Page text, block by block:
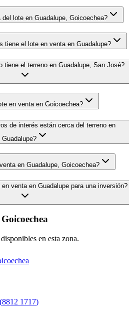
lote en Guadalupe, Goicoechea?
tiene el lote en venta en Guadalupe?
tiene el terreno en Guadalupe, San José?
en venta en Goicoechea?
de interés están cerca del terreno en
Guadalupe?
en Guadalupe, Goicoechea?
venta en Guadalupe para una inversión?
Goicoechea
en esta zona.
8812 1717)